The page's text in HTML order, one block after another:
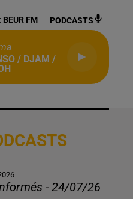
BEUR FM PODCASTS
/ DJAM /
- 24/07/26